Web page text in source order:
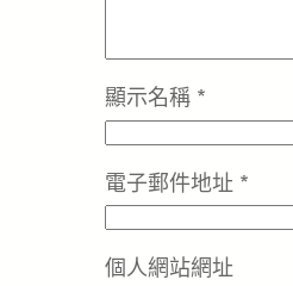
顯示名稱 *
電子郵件地址 *
個人網站網址